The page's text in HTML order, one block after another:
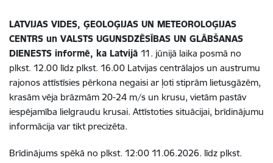
LATVIJAS VIDES, ĢEOLOĢIJAS UN METEOROLOĢIJAS
CENTRS un VALSTS UGUNSDZĒSĪBAS UN GLĀBŠANAS
DIENESTS informē, ka Latvijā 11. jūnijā laika posmā no
plkst. 12.00 līdz plkst. 16.00 Latvijas centrālajos un austrumu
rajonos attīstīsies pērkona negaisi ar ļoti stiprām lietusgāzēm,
krasām vēja brāzmām 20-24 m/s un krusu, vietām pastāv
iespējamība lielgraudu krusai. Attīstoties situācijai, brīdinājumu
informācija var tikt precizēta.
Brīdinājums spēkā no plkst. 12:00 11.06.2026. līdz plkst.